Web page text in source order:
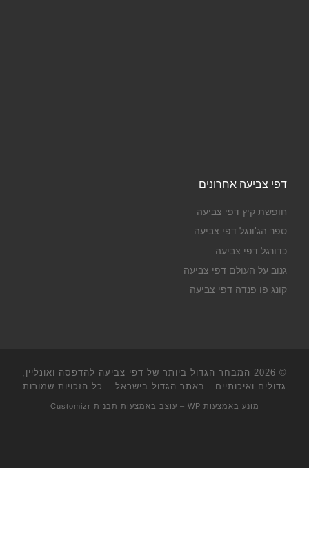
דפי צביעה אחרונים
חופשת קיץ דפי צביעה
ספר הג'ונגל דפי צביעה
כדורגל דפי צביעה
גנוב על העולם דפי צביעה
קונג פו פנדה דפי צביעה
© 2026
המבחר הגדול ביותר של דפי צביעה להדפסה ואונליין,
גדולים ואיכותיים - באתר הגדול בישראל – כל הזכויות שמורות
מונע באמצעות WP – עוצב באמצעות תבנית Customizr